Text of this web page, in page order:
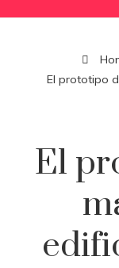
El prototipo
El